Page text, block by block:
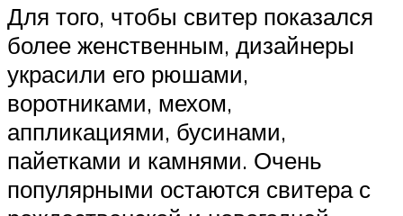
Для того, чтобы свитер показался
более женственным, дизайнеры
украсили его рюшами,
воротниками, мехом,
аппликациями, бусинами,
пайетками и камнями. Очень
популярными остаются свитера с